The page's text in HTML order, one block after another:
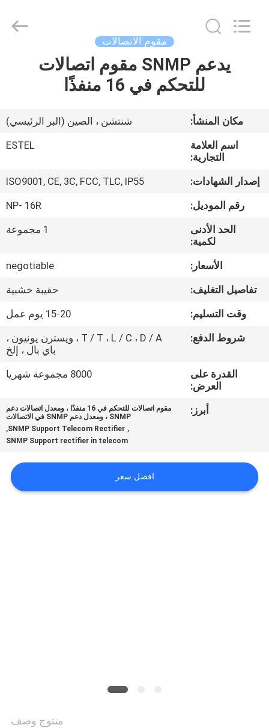
منزل،
منتجات
معلومات
عنا
جولة
المعمل
مراقبة
الجودة
اقتباس
TECHNOLOGY
مقوم الاتصالات
يدعم SNMP مقوم اتصالات
للتحكم في 16 منفذًا
مكان المنشأ:
شنتشن ، الصين (البر الرئيسي)
اسم العلامة
التجارية:
ESTEL
إصدار الشهادات:
ISO9001, CE, 3C, FCC, TLC, IP55
رقم الموديل:
NP- 16R
الحد الأدنى
لكمية:
1 مجموعة
الأسعار:
negotiable
تفاصيل التغليف:
حقيبة خشبية
وقت التسليم:
15-20 يوم عمل
شروط الدفع:
T / T ، L / C ، D / A ، ويسترن يونيون ،
باي بال ، إلخ
القدرة على
العرض:
8000 مجموعة شهريا
أبرز:
مقوم اتصالات للتحكم في 16 منفذًا ، ومعدل اتصالات دعم
SNMP ، ومعدل دعم SNMP في الاتصالات
,
SNMP Support Telecom Rectifier
,
SNMP Support rectifier in telecom
افضل سعر
منتوج وصف